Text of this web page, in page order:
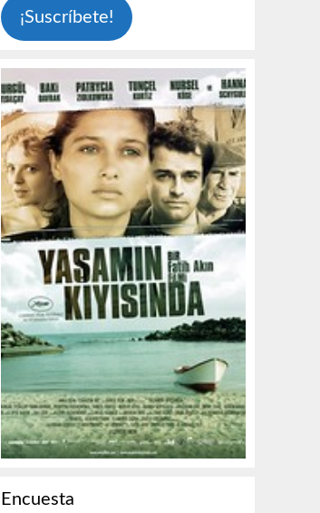
Encuesta